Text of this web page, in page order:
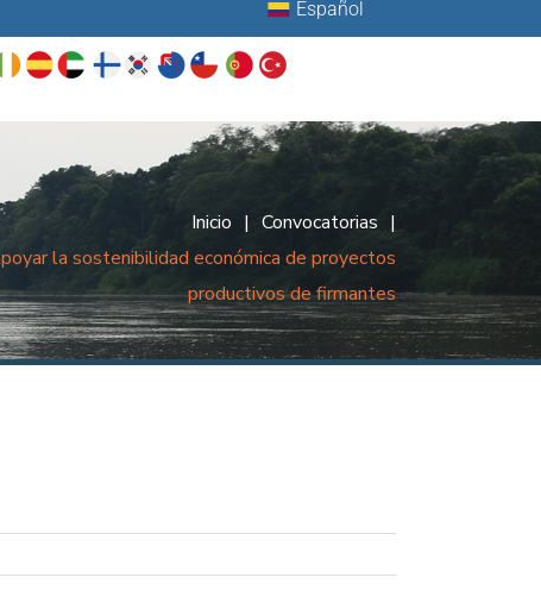
Español
Inicio | Convocatorias |
la sostenibilidad económica de proyectos
productivos de firmantes